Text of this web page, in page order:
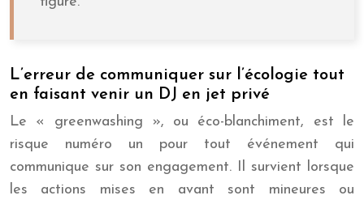
L’erreur de communiquer sur l’écologie tout
en faisant venir un DJ en jet privé
Le « greenwashing », ou éco-blanchiment, est le
risque numéro un pour tout événement qui
communique sur son engagement. Il survient lorsque
les actions mises en avant sont mineures ou